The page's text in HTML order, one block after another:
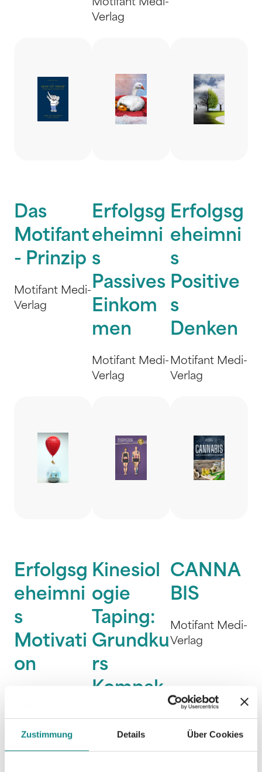
Zustimmung Details Über Cookies
Motifant Medi-
Verlag
Das
Motifant
- Prinzip
Motifant Medi-
Verlag
Erfolgsg
eheimni
s
Passives
Einkom
men
Motifant Medi-
Verlag
Erfolgsg
eheimni
s
Positive
s
Denken
Motifant Medi-
Verlag
Erfolgsg
eheimni
s
Motivati
on
Kinesiol
ogie
Taping:
Grundku
rs
Kompak
CANNA
BIS
Motifant Medi-
Verlag